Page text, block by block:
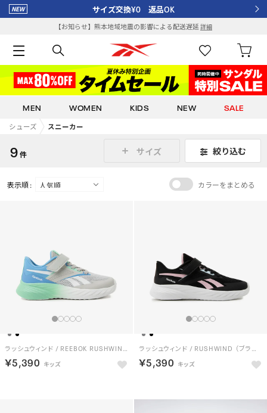
サイズ交換¥0 返品OK
【お知らせ】熊本地域地震の影響による配送遅延詳細
MEN WOMEN KIDS NEW SALE
シューズ スニーカー
9件 サイズ 絞り込む
表示順 : カラーをまとめる
ラッシュウィンド / REEBOK RUSHWIND （グレー）
￥5,390
ラッシュウィンド / RUSHWIND （ブラック）
￥5,390